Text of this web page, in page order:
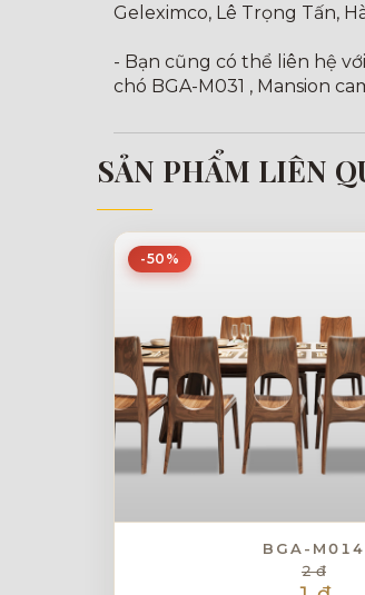
Geleximco, Lê Trọng Tấn,
- Bạn cũng có thể liên hệ
chó BGA-M031 , Mansion
SẢN PHẨM LIÊN
-50%
BGA-M014
2 đ